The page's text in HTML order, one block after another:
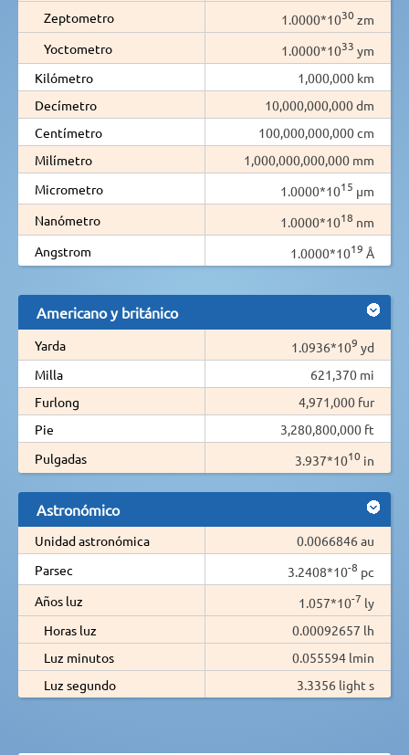
Zeptometro
1.0000*1030 zm
Yoctometro
1.0000*1033 ym
Kilómetro
1,000,000 km
Decímetro
10,000,000,000 dm
Centímetro
100,000,000,000 cm
Milímetro
1,000,000,000,000 mm
Micrometro
1.0000*1015 µm
Nanómetro
1.0000*1018 nm
Angstrom
1.0000*1019 Å
Americano y británico
Yarda 1.0936*109 yd
Milla
621,370 mi
Furlong
4,971,000 fur
Pie
3,280,800,000 ft
Pulgadas
3.937*1010 in
Astronómico
Unidad astronómica
0.0066846 au
Parsec
3.2408*10-8 pc
Años luz
1.057*10-7 ly
Horas luz
0.00092657 lh
Luz minutos
0.055594 lmin
Luz segundo
3.3356 light s